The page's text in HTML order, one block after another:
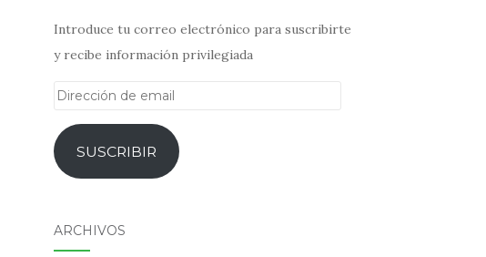
Introduce tu correo electrónico para suscribirte
y recibe información privilegiada
Dirección
emailSUSCRIBIR
ARCHIVOS